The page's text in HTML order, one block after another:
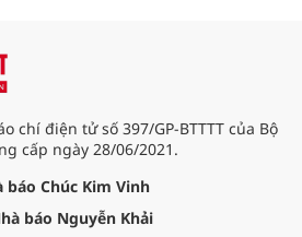
chí điện tử số 397/GP-BTTTT của Bộ
cấp ngày 28/06/2021.
báo Chúc Kim Vinh
báo Nguyễn Khải